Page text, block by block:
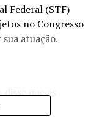
Federal (STF)
no Congresso
atuação.
que as
o